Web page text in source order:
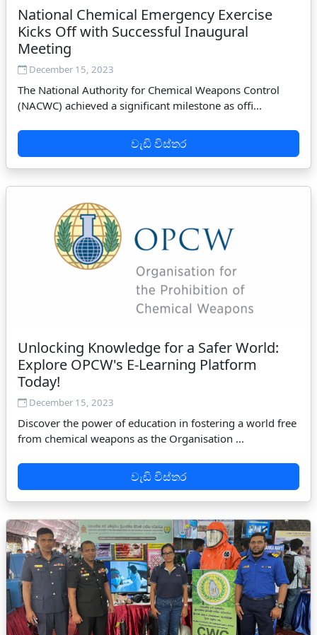
National Chemical Emergency Exercise
Kicks Off with Successful Inaugural
Meeting
December 15, 2023
The National Authority for Chemical Weapons Control
(NACWC) achieved a significant milestone as offi...
වැඩි විස්තර
Unlocking Knowledge for a Safer World:
Explore OPCW's E-Learning Platform
Today!
December 15, 2023
Discover the power of education in fostering a world free
from chemical weapons as the Organisation ...
වැඩි විස්තර